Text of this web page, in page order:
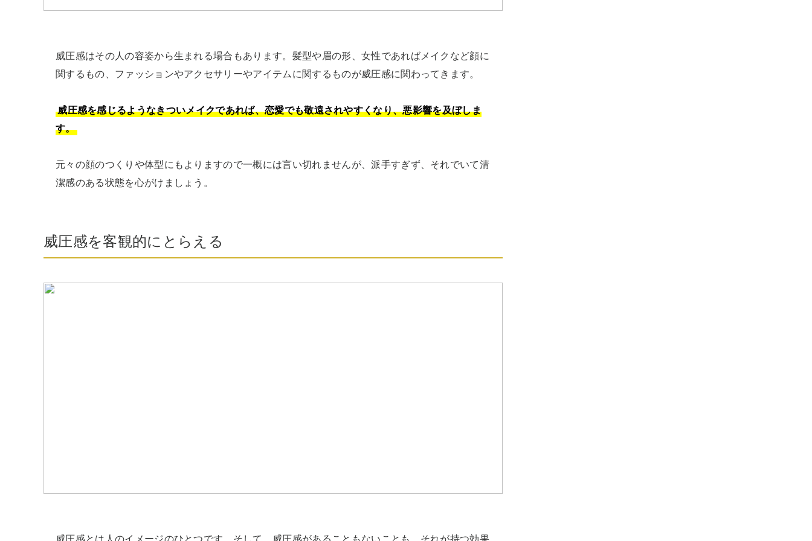
威圧感はその人の容姿から生まれる場合もあります。髪型や眉の形、女性であればメイクなど顔に
関するもの、ファッションやアクセサリーやアイテムに関するものが威圧感に関わってきます。
威圧感を感じるようなきついメイクであれば、恋愛でも敬遠されやすくなり、悪影響を及ぼしま
す。
元々の顔のつくりや体型にもよりますので一概には言い切れませんが、派手すぎず、それでいて清
潔感のある状態を心がけましょう。
威圧感を客観的にとらえる
威圧感とは人のイメージのひとつです。そして、威圧感があることもないことも、それが持つ効果